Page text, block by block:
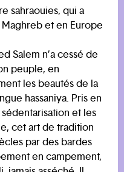
sahraouies, qui a
et en Europe
Salem n’a cessé de
peuple, en
les beautés de la
hassaniya. Pris en
et les
cet art de tradition
par des bardes
en campement,